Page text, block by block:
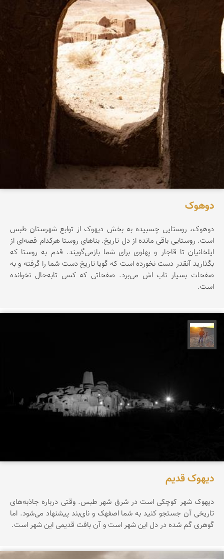
دوهوک
دوهوک، روستایی چسبیده به بخش دیهوک از توابع شهرستان طبس
است. روستایی باقی مانده از دل تاریخ. بناهای روستا هرکدام قصه‌ای از
ایلخانیان تا قاجار و پهلوی‌ برای شما بازمی‌گویند. قدم به روستا که
بگذارید آنقدر دست نخورده است که گویا تاریخ دست شما را گرفته و به
صفحات بسیار ناب اش می‌برد. صفحاتی که کسی تابه‌حال نخوانده
است.
دیهوک قدیم
دیهوک شهر کوچکی است در شرق شهر طبس. وقتی درباره جاذبه‌های
تاریخی آن جستجو کنید به شما اصفهک و نای‌بند پیشنهاد می‌شود. اما
گوهری گم شده در دل این شهر است و آن بافت قدیمی این شهر است.